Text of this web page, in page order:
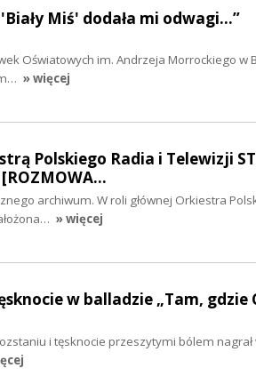
Miś' dodała mi odwagi…”
Oświatowych im. Andrzeja Morrockiego w
» więcej
Polskiego Radia i Telewizji
archiwum. W roli głównej Orkiestra
» więcej
w balladzie „Tam, gdzie
i tęsknocie przeszytymi bólem nagrał